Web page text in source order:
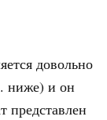
довольно
ниже) и он
представлен